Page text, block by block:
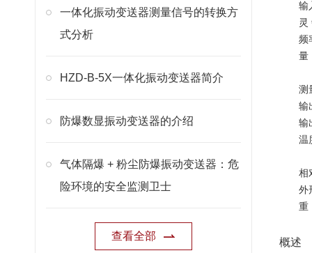
一体化振动变送器测量信号的转换方
式分析
HZD-B-5X一体化振动变送器简介
防爆数显振动变送器的介绍
气体隔爆 + 粉尘防爆振动变送器：危
险环境的安全监测卫士
查看全部
输
灵
频
量
测
输
输
温
相
外
重
概述